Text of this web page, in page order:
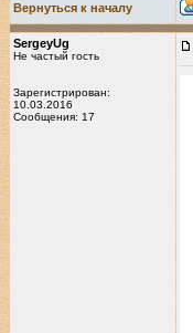
Вернуться к началу
SergeyUg
Не частый гость
Зарегистрирован:
10.03.2016
Сообщения: 17